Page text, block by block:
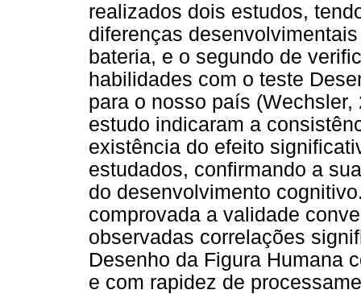
realizados dois estudos,
diferenças
bateria, e o segundo de
habilidades com o teste
para o nosso país
estudo indicaram a
existência do efeito
estudados, confirmando a
do desenvolvimento
comprovada a validade
observadas correlações
Desenho da Figura Humana
e com rapidez de